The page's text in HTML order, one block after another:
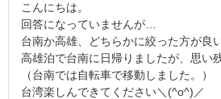
こんにちは。
回答になっていませんが…
台南か高雄、どちらかに絞った方が良
高雄泊で台南に日帰りましたが、思い
（台南では自転車で移動しました。）
台湾楽しんできてください＼(^o^)／